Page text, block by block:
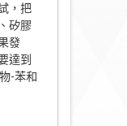
，把
矽膠
發
達到
-苯和